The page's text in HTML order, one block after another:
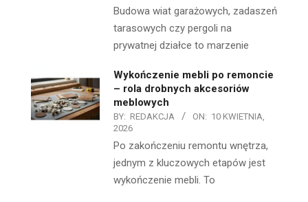
Budowa wiat garażowych, zadaszeń
tarasowych czy pergoli na
prywatnej działce to marzenie
Wykończenie mebli po remoncie
– rola drobnych akcesoriów
meblowych
BY: REDAKCJA ON: 10 KWIETNIA,
2026
Po zakończeniu remontu wnętrza,
jednym z kluczowych etapów jest
wykończenie mebli. To